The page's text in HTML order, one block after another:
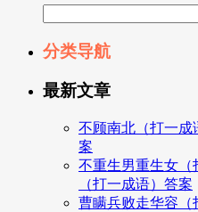
分类导航
最新文章
不顾南北（打一成
案
不重生男重生女（
（打一成语）答案
曹瞒兵败走华容（